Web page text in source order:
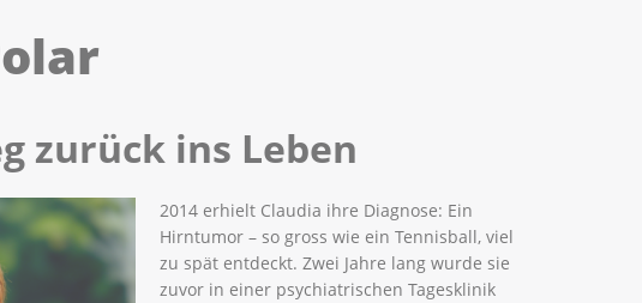
zurück ins Leben
2014 erhielt Claudia ihre Diagnose: Ein
Hirntumor – so gross wie ein Tennisball, viel
zu spät entdeckt. Zwei Jahre lang wurde sie
zuvor in einer psychiatrischen Tagesklinik